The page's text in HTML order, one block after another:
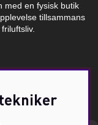
med en fysisk butik
tillsammans
e-post!*